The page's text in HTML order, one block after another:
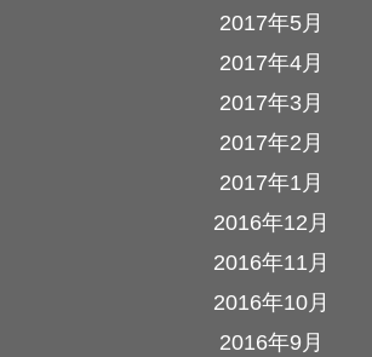
2017年5月
2017年4月
2017年3月
2017年2月
2017年1月
2016年12月
2016年11月
2016年10月
2016年9月